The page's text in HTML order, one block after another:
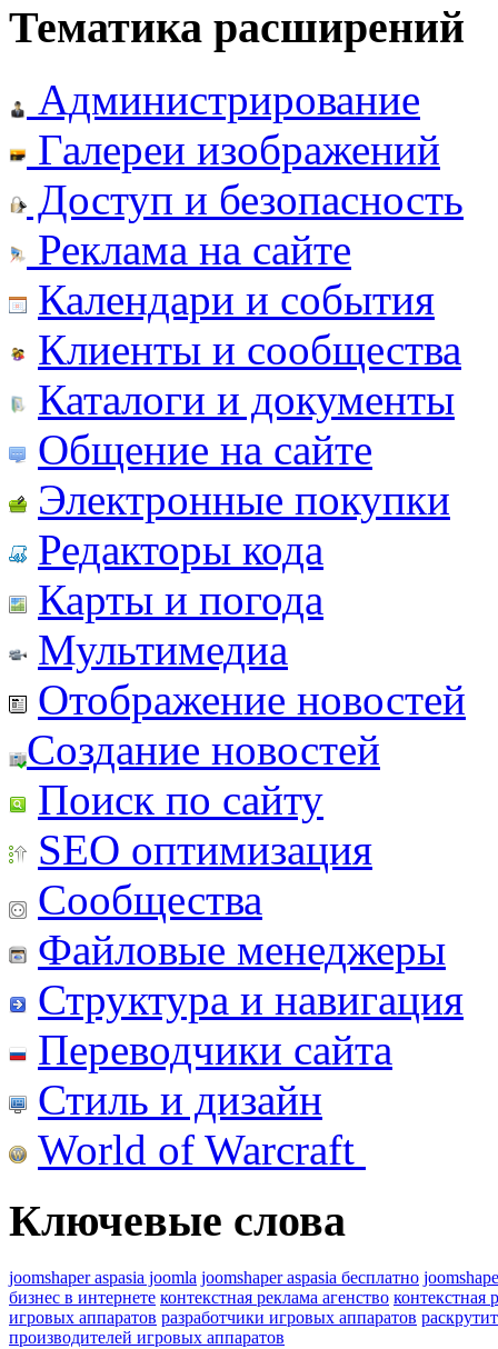
Тематика расширений
Администрирование
Галереи изображений
Доступ и безопасность
Реклама на сайте
Календари и события
Клиенты и сообщества
Каталоги и документы
Общение на сайте
Электронные покупки
Редакторы кода
Карты и погода
Мультимедиа
Отображение новостей
Создание новостей
Поиск по сайту
SEO оптимизация
Сообщества
Файловые менеджеры
Структура и навигация
Переводчики сайта
Стиль и дизайн
World of Warcraft
Ключевые слова
joomshaper aspasia joomla joomshaper aspasia бесплатно
бизнес в интернете контекстная реклама агенство контекстная
игровых аппаратов разработчики игровых аппаратов
производителей игровых аппаратов